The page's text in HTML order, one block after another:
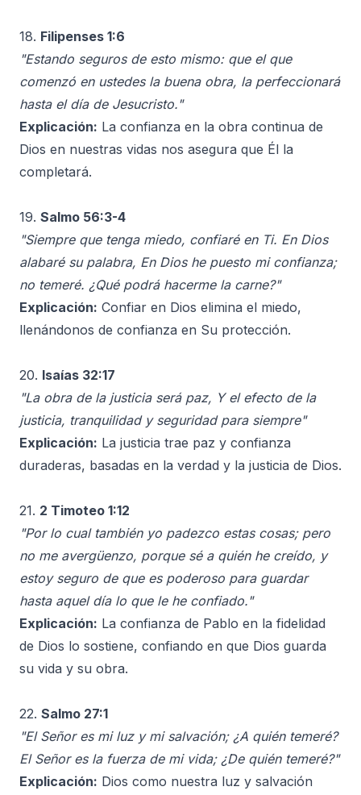
18. Filipenses 1:6
"Estando seguros de esto mismo: que el que
comenzó en ustedes la buena obra, la perfeccionará
hasta el día de Jesucristo."
Explicación: La confianza en la obra continua de
Dios en nuestras vidas nos asegura que Él la
completará.
19. Salmo 56:3-4
"Siempre que tenga miedo, confiaré en Ti. En Dios
alabaré su palabra, En Dios he puesto mi confianza;
no temeré. ¿Qué podrá hacerme la carne?"
Explicación: Confiar en Dios elimina el miedo,
llenándonos de confianza en Su protección.
20. Isaías 32:17
"La obra de la justicia será paz, Y el efecto de la
justicia, tranquilidad y seguridad para siempre"
Explicación: La justicia trae paz y confianza
duraderas, basadas en la verdad y la justicia de Dios.
21. 2 Timoteo 1:12
"Por lo cual también yo padezco estas cosas; pero
no me avergüenzo, porque sé a quién he creído, y
estoy seguro de que es poderoso para guardar
hasta aquel día lo que le he confiado."
Explicación: La confianza de Pablo en la fidelidad
de Dios lo sostiene, confiando en que Dios guarda
su vida y su obra.
22. Salmo 27:1
"El Señor es mi luz y mi salvación; ¿A quién temeré?
El Señor es la fuerza de mi vida; ¿De quién temeré?"
Explicación: Dios como nuestra luz y salvación